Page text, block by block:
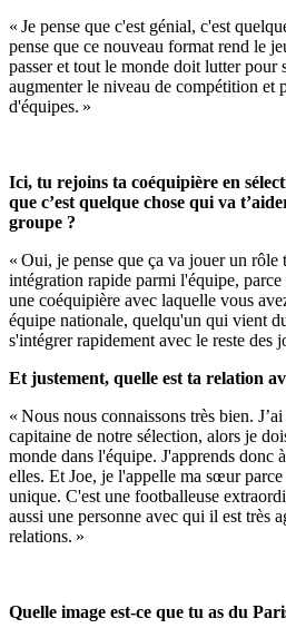
« Je pense que c'est génial, c'est
pense que ce nouveau format rend le
passer et tout le monde doit lutter pour
augmenter le niveau de compétition et
d'équipes. »
Ici, tu rejoins ta coéquipière en
que c’est quelque chose qui va
groupe ?
« Oui, je pense que ça va jouer un rôle
intégration rapide parmi l'équipe,
une coéquipière avec laquelle vous
équipe nationale, quelqu'un qui vient
s'intégrer rapidement avec le reste des
Et justement, quelle est ta relation
« Nous nous connaissons très bien.
capitaine de notre sélection, alors je
monde dans l'équipe. J'apprends donc
elles. Et Joe, je l'appelle ma sœur
unique. C'est une footballeuse
aussi une personne avec qui il est très
relations. »
Quelle image est-ce que tu as du